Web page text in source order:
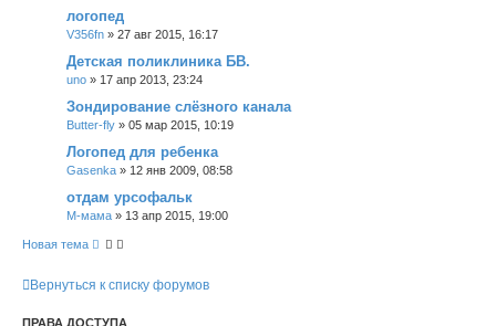
логопед
V356fn » 27 авг 2015, 16:17
Детская поликлиника БВ.
uno » 17 апр 2013, 23:24
Зондирование слёзного канала
Butter-fly » 05 мар 2015, 10:19
Логопед для ребенка
Gasenka » 12 янв 2009, 08:58
отдам урсофальк
М-мама » 13 апр 2015, 19:00
Новая тема
Вернуться к списку форумов
ПРАВА ДОСТУПА